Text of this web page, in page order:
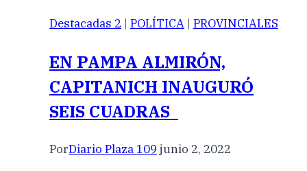
Destacadas 2 | POLÍTICA | PROVINCIALES
EN PAMPA ALMIRÓN,
CAPITANICH INAUGURÓ
SEIS CUADRAS
PorDiario Plaza 109 junio 2, 2022